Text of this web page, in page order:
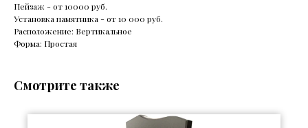
Пейзаж - от 10000 руб.
Установка памятника - от 10 000 руб.
Расположение: Вертикальное
Форма: Простая
Смотрите также